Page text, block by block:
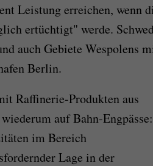
Leistung erreichen, wenn
ertüchtigt" werde.
auch Gebiete Wespolens
Berlin.
Raffinerie-Produkten aus
auf Bahn-
im Bereich
Lage in der